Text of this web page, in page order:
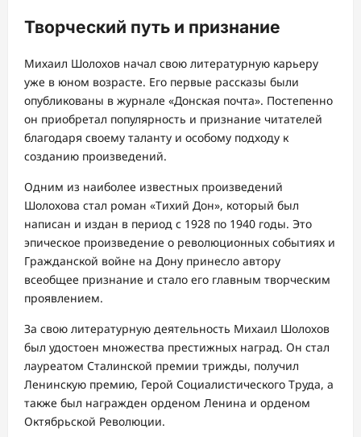
Творческий путь и признание
Михаил Шолохов начал свою литературную карьеру
уже в юном возрасте. Его первые рассказы были
опубликованы в журнале «Донская почта». Постепенно
он приобретал популярность и признание читателей
благодаря своему таланту и особому подходу к
созданию произведений.
Одним из наиболее известных произведений
Шолохова стал роман «Тихий Дон», который был
написан и издан в период с 1928 по 1940 годы. Это
эпическое произведение о революционных событиях и
Гражданской войне на Дону принесло автору
всеобщее признание и стало его главным творческим
проявлением.
За свою литературную деятельность Михаил Шолохов
был удостоен множества престижных наград. Он стал
лауреатом Сталинской премии трижды, получил
Ленинскую премию, Герой Социалистического Труда, а
также был награжден орденом Ленина и орденом
Октябрьской Революции.